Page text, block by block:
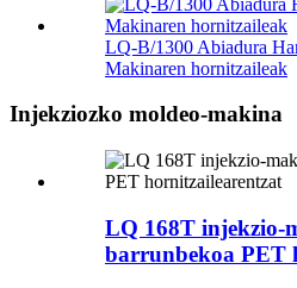
LQ-B/1300 Abiadura
Makinaren hornitzaileak
Injekziozko moldeo-makina
LQ 168T injekzio-
barrunbekoa PET